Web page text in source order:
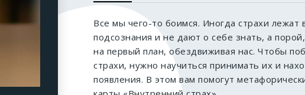
Все мы чего-то боимся. Иногда страхи лежат
подсознания и не дают о себе знать, а
на первый план, обездвиживая нас. Чтобы
страхи, нужно научиться принимать их и
появления. В этом вам помогут